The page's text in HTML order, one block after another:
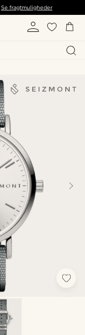
Se fragtmuligheder